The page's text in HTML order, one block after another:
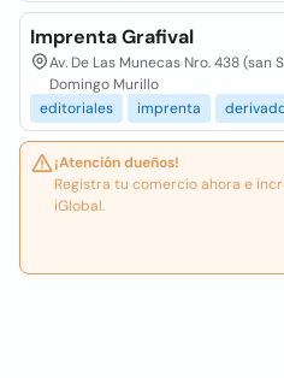
Imprenta Grafival
Av. De Las Munecas Nro. 438 (san
Domingo Murillo
editoriales
imprenta
¡Atención dueños!
Registra tu comercio ahora e
iGlobal.